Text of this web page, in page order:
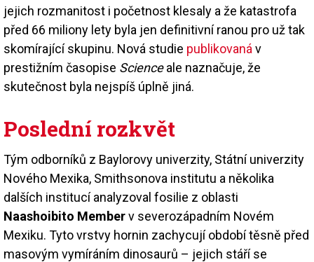
jejich rozmanitost i početnost klesaly a že katastrofa
před 66 miliony lety byla jen definitivní ranou pro už tak
skomírající skupinu. Nová studie publikovaná v
prestižním časopise Scienceale naznačuje, že
skutečnost byla nejspíš úplně jiná.
Poslední rozkvět
Tým odborníků z Baylorovy univerzity, Státní univerzity
Nového Mexika, Smithsonova institutu a několika
dalších institucí analyzoval fosilie z oblasti
Naashoibito Memberv severozápadním Novém
Mexiku. Tyto vrstvy hornin zachycují období těsně před
masovým vymíráním dinosaurů – jejich stáří se